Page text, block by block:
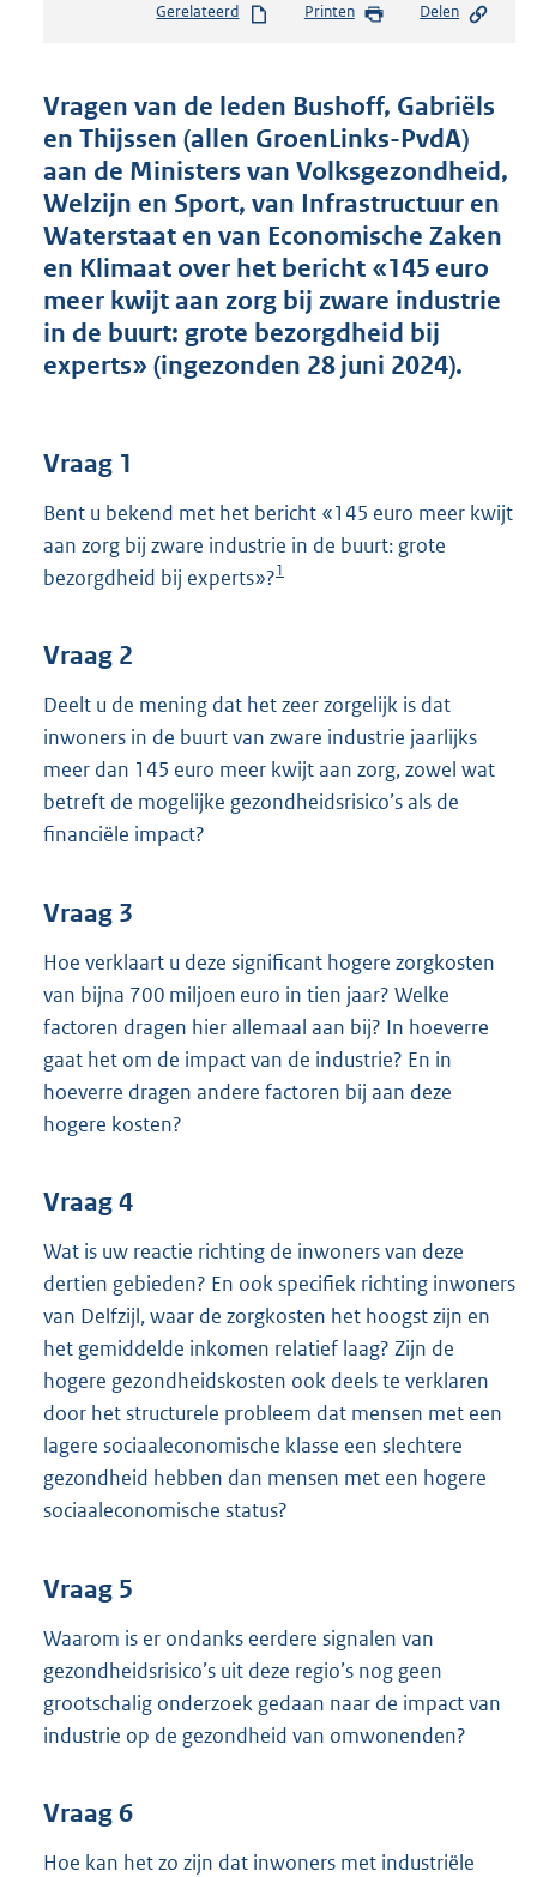
s
d
s
g
r
o
t
t
:
4
Gerelateerd Printen Delen
Vragen van de leden Bushoff, Gabriëls
en Thijssen (allen GroenLinks-PvdA)
aan de Ministers van Volksgezondheid,
Welzijn en Sport, van Infrastructuur en
Waterstaat en van Economische Zaken
en Klimaat over het bericht «145 euro
meer kwijt aan zorg bij zware industrie
in de buurt: grote bezorgdheid bij
experts» (ingezonden 28 juni 2024).
Vraag 1
Bent u bekend met het bericht «145 euro meer kwijt
aan zorg bij zware industrie in de buurt: grote
bezorgdheid bij experts»?1
Vraag 2
Deelt u de mening dat het zeer zorgelijk is dat
inwoners in de buurt van zware industrie jaarlijks
meer dan 145 euro meer kwijt aan zorg, zowel wat
betreft de mogelijke gezondheidsrisico’s als de
financiële impact?
Vraag 3
Hoe verklaart u deze significant hogere zorgkosten
van bijna 700 miljoen euro in tien jaar? Welke
factoren dragen hier allemaal aan bij? In hoeverre
gaat het om de impact van de industrie? En in
hoeverre dragen andere factoren bij aan deze
hogere kosten?
Vraag 4
Wat is uw reactie richting de inwoners van deze
dertien gebieden? En ook specifiek richting inwoners
van Delfzijl, waar de zorgkosten het hoogst zijn en
het gemiddelde inkomen relatief laag? Zijn de
hogere gezondheidskosten ook deels te verklaren
door het structurele probleem dat mensen met een
lagere sociaaleconomische klasse een slechtere
gezondheid hebben dan mensen met een hogere
sociaaleconomische status?
Vraag 5
Waarom is er ondanks eerdere signalen van
gezondheidsrisico’s uit deze regio’s nog geen
grootschalig onderzoek gedaan naar de impact van
industrie op de gezondheid van omwonenden?
Vraag 6
Hoe kan het zo zijn dat inwoners met industriële